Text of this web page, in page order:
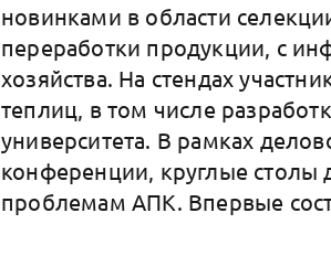
новинками в области
переработки продукции, с
хозяйства. На стендах
теплиц, в том числе
университета. В рамках
конференции, круглые
проблемам АПК. Впервые